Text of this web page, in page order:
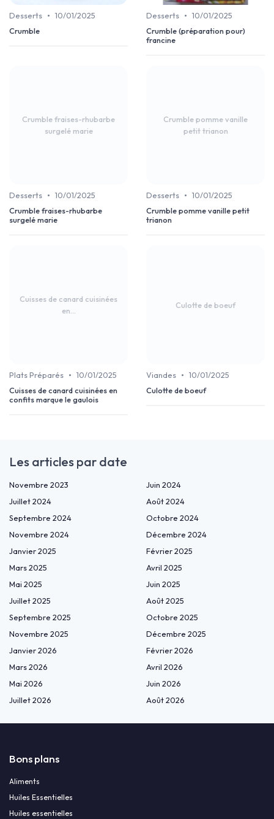
Desserts • 10/01/2025
Crumble
Desserts • 10/01/2025
Crumble (préparation pour)
francine
Crumble fraises-rhubarbe
surgelé marie
Desserts • 10/01/2025
Crumble fraises-rhubarbe
surgelé marie
Crumble pomme vanille
petit trianon
Desserts • 10/01/2025
Crumble pomme vanille petit
trianon
Cuisses de canard cuisinées
en...
Plats Préparés • 10/01/2025
Cuisses de canard cuisinées en
confits marque le gaulois
Culotte de boeuf
Viandes • 10/01/2025
Culotte de boeuf
Les articles par date
Novembre 2023
Juin 2024
Juillet 2024
Août 2024
Septembre 2024
Octobre 2024
Novembre 2024
Décembre 2024
Janvier 2025
Février 2025
Mars 2025
Avril 2025
Mai 2025
Juin 2025
Juillet 2025
Août 2025
Septembre 2025
Octobre 2025
Novembre 2025
Décembre 2025
Janvier 2026
Février 2026
Mars 2026
Avril 2026
Mai 2026
Juin 2026
Juillet 2026
Août 2026
Bons plans
Aliments
Huiles Essentielles
Huiles essentielles